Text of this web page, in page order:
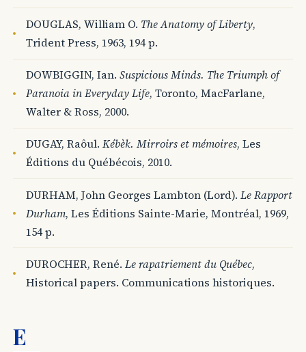
DOUGLAS, William O. The Anatomy of Liberty,
Trident Press, 1963, 194 p.
DOWBIGGIN, Ian.Suspicious Minds. The Triumph of
Paranoia in Everyday Life, Toronto, MacFarlane,
Walter & Ross, 2000.
DUGAY, Raôul.Kébèk. Mirroirs et mémoires, Les
Éditions du Québécois, 2010.
DURHAM, John Georges Lambton (Lord).Le Rapport
Durham, Les Éditions Sainte-Marie, Montréal, 1969,
154 p.
DUROCHER, René.Le rapatriement du Québec,
Historical papers. Communications historiques.
E